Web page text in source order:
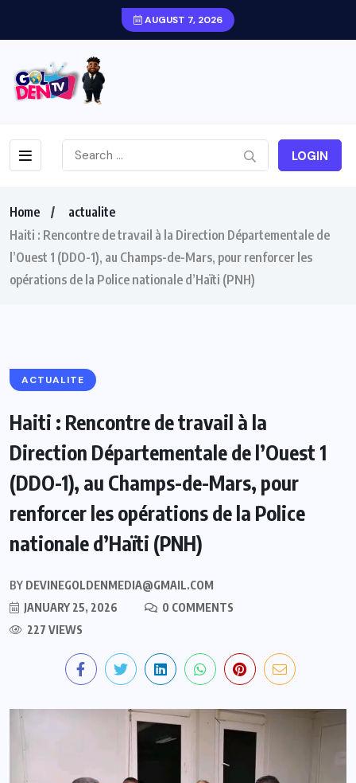
AUGUST 7, 2026
LOGIN
Home
actualite
Haiti : Rencontre de travail à la Direction Départementale de
l’Ouest 1 (DDO-1), au Champs-de-Mars, pour renforcer les
opérations de la Police nationale d’Haïti (PNH)
ACTUALITE
Haiti : Rencontre de travail à la
Direction Départementale de l’Ouest 1
(DDO-1), au Champs-de-Mars, pour
renforcer les opérations de la Police
nationale d’Haïti (PNH)
BY DEVINEGOLDENMEDIA@GMAIL.COM
JANUARY 25, 2026
0 COMMENTS
227 VIEWS